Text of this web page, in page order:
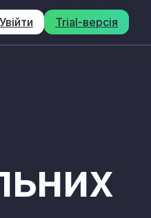
Увійти Trial-версія